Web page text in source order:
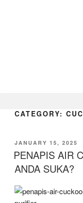
CATEGORY:
JANUARY 15, 2025
PENAPIS AIR
ANDA SUKA?